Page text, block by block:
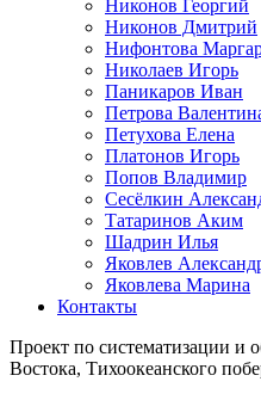
Никонов Георгий
Никонов Дмитрий
Нифонтова
Николаев Игорь
Паникаров Иван
Петрова
Петухова Елена
Платонов Игорь
Попов Владимир
Сесёлкин
Татаринов Аким
Шадрин Илья
Яковлев
Яковлева Марина
Контакты
Проект по систематизации и
Востока, Тихоокеанского